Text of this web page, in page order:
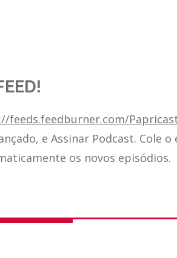
feeds.feedburner.com/
e Assinar Podcast. Cole
os novos episódios.